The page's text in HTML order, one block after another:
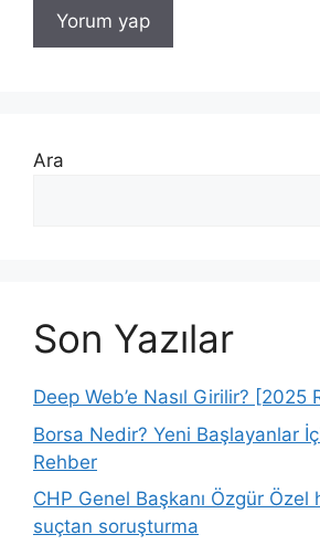
Ara
Son Yazılar
Deep Web’e Nasıl Girilir? [2025
Borsa Nedir? Yeni Başlayanlar
Rehber
CHP Genel Başkanı Özgür Özel
suçtan soruşturma